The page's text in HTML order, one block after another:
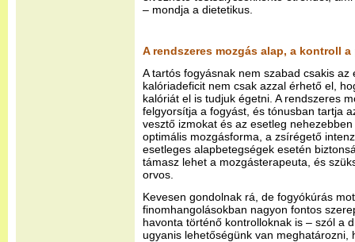
– mondja a dietetikus.
A rendszeres mozgás alap, a kontroll
A tartós fogyásnak nem szabad csakis az
kalóriadeficit nem csak azzal érhető el,
kalóriát el is tudjuk égetni. A rendszeres
felgyorsítja a fogyást, és tónusban tartja
vesztő izmokat és az esetleg
optimális mozgásforma, a zsírégető
esetleges alapbetegségek esetén
támasz lehet a mozgásterapeuta, és
orvos.
Kevesen gondolnak rá, de fogyókúrás
finomhangolásokban nagyon fontos
havonta történő kontrolloknak is – szól a
ugyanis lehetőségünk van meghatározni,